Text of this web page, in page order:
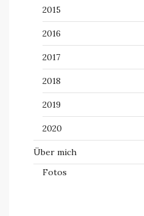
2015
2016
2017
2018
2019
2020
Über mich
Fotos